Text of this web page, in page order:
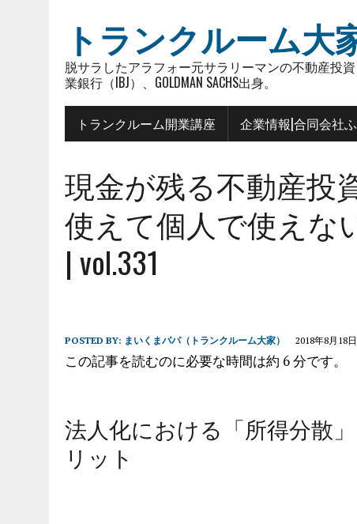
トランクルーム大
脱サラしたアラフォー元サラリーマンの不動産投
業銀行（IBJ）、GOLDMAN SACHS出身。
トランクルーム開業講座 企業情報|合同会社
現金が残る不動産投
使えて個人で使え
| vol.331
POSTED BY: まいくまパパ（トランクルーム大家） 2018年8月18日
この記事を読むのに必要な時間は約 6 分です。
法人化における「所得分散
リット